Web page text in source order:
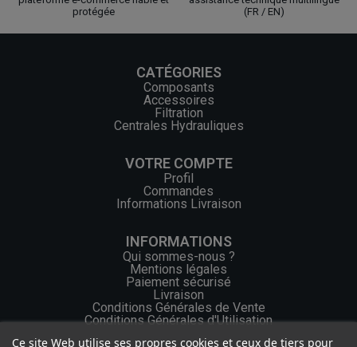
protégée
(FR / EN)
CATÉGORIES
Composants
Accessoires
Filtration
Centrales Hydrauliques
VOTRE COMPTE
Profil
Commandes
Informations Livraison
INFORMATIONS
Qui sommes-nous ?
Mentions légales
Paiement sécurisé
Livraison
Conditions Générales de Vente
Conditions Générales d'Utilisation
Ce site Web utilise ses propres cookies et ceux de tiers pour